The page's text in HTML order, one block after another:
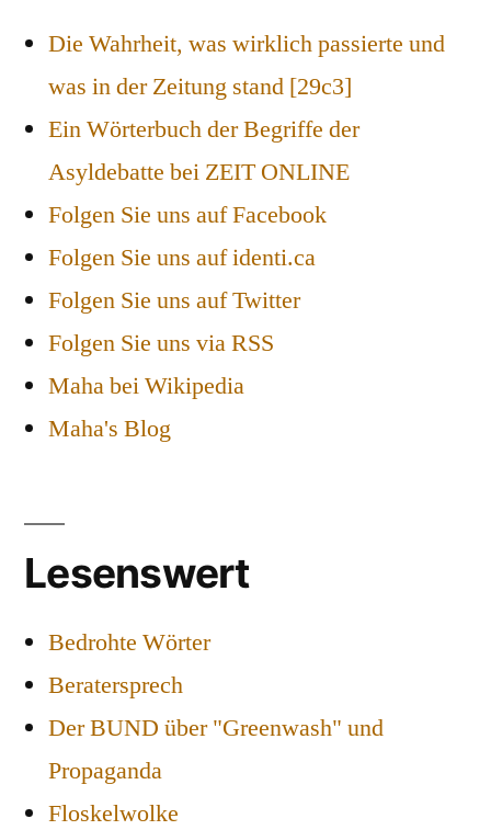
Die Wahrheit, was wirklich passierte und
was in der Zeitung stand [29c3]
Ein Wörterbuch der Begriffe der
Asyldebatte bei ZEIT ONLINE
Folgen Sie uns auf Facebook
Folgen Sie uns auf identi.ca
Folgen Sie uns auf Twitter
Folgen Sie uns via RSS
Maha bei Wikipedia
Maha's Blog
Lesenswert
Bedrohte Wörter
Beratersprech
Der BUND über "Greenwash" und
Propaganda
Floskelwolke